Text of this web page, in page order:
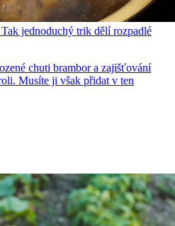
jednoduchý trik dělí rozpadlé
chuti brambor a zajišťování
Musíte ji však přidat v ten